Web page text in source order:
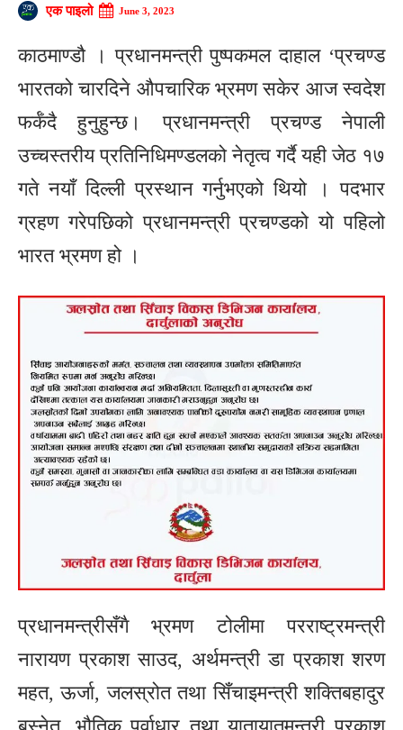
एक पाइलो June 3, 2023
काठमाण्डौ । प्रधानमन्त्री पुष्पकमल दाहाल ‘प्रचण्ड
भारतको चारदिने औपचारिक भ्रमण सकेर आज स्वदेश
फर्कँदै हुनुहुन्छ। प्रधानमन्त्री प्रचण्ड नेपाली
उच्चस्तरीय प्रतिनिधिमण्डलको नेतृत्व गर्दै यही जेठ १७
गते नयाँ दिल्ली प्रस्थान गर्नुभएको थियो । पदभार
ग्रहण गरेपछिको प्रधानमन्त्री प्रचण्डको यो पहिलो
भारत भ्रमण हो ।
प्रधानमन्त्रीसँगै भ्रमण टोलीमा परराष्ट्रमन्त्री
नारायण प्रकाश साउद, अर्थमन्त्री डा प्रकाश शरण
महत, ऊर्जा, जलस्रोत तथा सिँचाइमन्त्री शक्तिबहादुर